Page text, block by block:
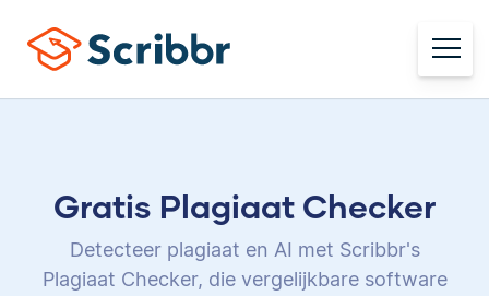
Gratis Plagiaat Checker
Detecteer plagiaat en AI met Scribbr's
Plagiaat Checker, die vergelijkbare software